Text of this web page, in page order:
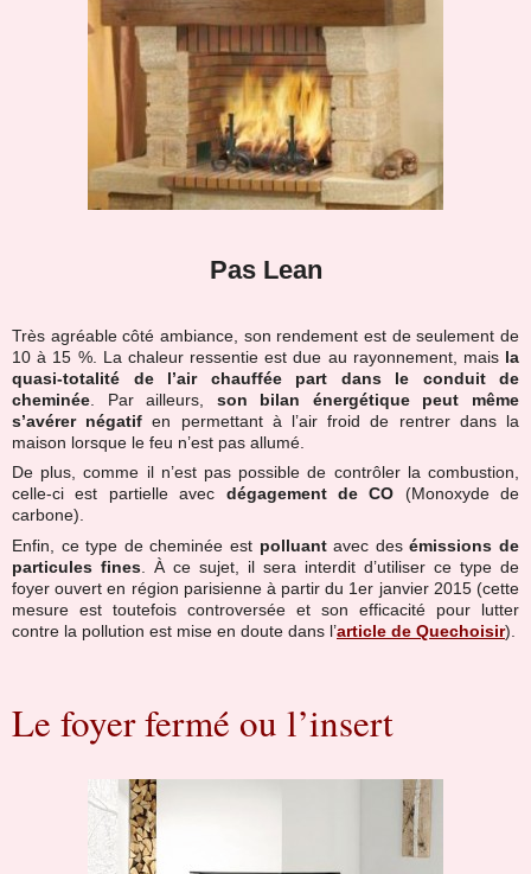
Pas Lean
Très agréable côté ambiance, son rendement est de seulement de
10 à 15 %. La chaleur ressentie est due au rayonnement, mais la
quasi-totalité de l’air chauffée part dans le conduit de
cheminée . Par ailleurs, son bilan énergétique peut même
s’avérer négatif en permettant à l’air froid de rentrer dans la
maison lorsque le feu n’est pas allumé.
De plus, comme il n’est pas possible de contrôler la combustion,
celle-ci est partielle avec dégagement de CO (Monoxyde de
carbone).
Enfin, ce type de cheminée est polluantavec desémissions de
particules fines . À ce sujet, il sera interdit d’utiliser ce type de
foyer ouvert en région parisienne à partir du 1er janvier 2015 (cette
mesure est toutefois controversée et son efficacité pour lutter
contre la pollution est mise en doute dans l’article de Quechoisir).
Le foyer fermé ou l’insert